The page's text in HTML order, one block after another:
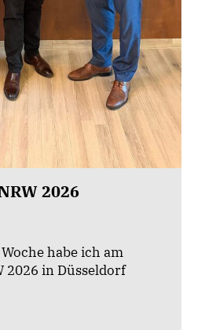
2026
habe ich am
2026 in Düsseldorf